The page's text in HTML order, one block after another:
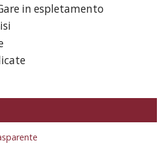
in espletamento